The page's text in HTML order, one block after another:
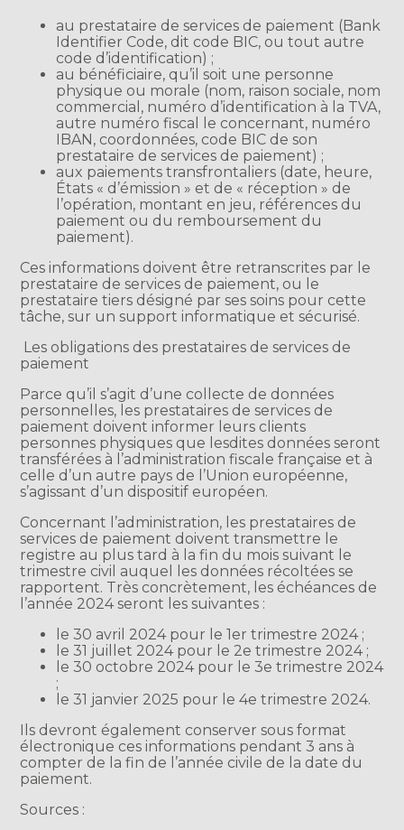
au prestataire de services de paiement (Bank
Identifier Code, dit code BIC, ou tout autre
code d’identification) ;
au bénéficiaire, qu’il soit une personne
physique ou morale (nom, raison sociale, nom
commercial, numéro d’identification à la TVA,
autre numéro fiscal le concernant, numéro
IBAN, coordonnées, code BIC de son
prestataire de services de paiement) ;
aux paiements transfrontaliers (date, heure,
États « d’émission » et de « réception » de
l’opération, montant en jeu, références du
paiement ou du remboursement du
paiement).
Ces informations doivent être retranscrites par le
prestataire de services de paiement, ou le
prestataire tiers désigné par ses soins pour cette
tâche, sur un support informatique et sécurisé.
Les obligations des prestataires de services de
paiement
Parce qu’il s’agit d’une collecte de données
personnelles, les prestataires de services de
paiement doivent informer leurs clients
personnes physiques que lesdites données seront
transférées à l’administration fiscale française et à
celle d’un autre pays de l’Union européenne,
s’agissant d’un dispositif européen.
Concernant l’administration, les prestataires de
services de paiement doivent transmettre le
registre au plus tard à la fin du mois suivant le
trimestre civil auquel les données récoltées se
rapportent. Très concrètement, les échéances de
l’année 2024 seront les suivantes :
le 30 avril 2024 pour le 1er trimestre 2024 ;
le 31 juillet 2024 pour le 2e trimestre 2024 ;
le 30 octobre 2024 pour le 3e trimestre 2024
;
le 31 janvier 2025 pour le 4e trimestre 2024.
Ils devront également conserver sous format
électronique ces informations pendant 3 ans à
compter de la fin de l’année civile de la date du
paiement.
Sources :